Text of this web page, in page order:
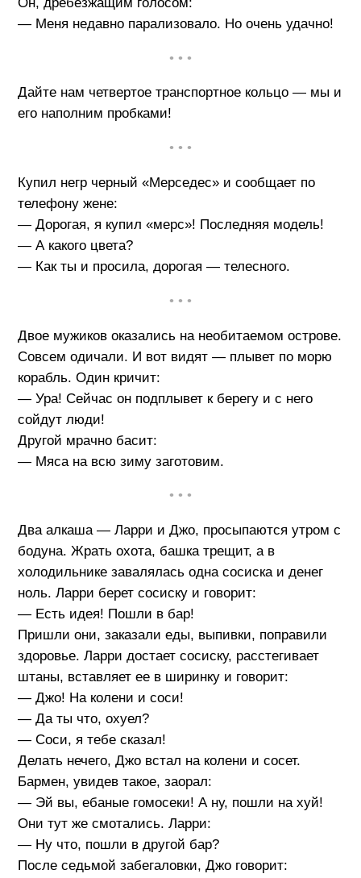
— Меня недавно парализовало. Но очень удачно!
• • •
Дайте нам четвертое транспортное кольцо — мы и
его наполним пробками!
• • •
Купил негр черный «Мерседес» и сообщает по
телефону жене:
— Дорогая, я купил «мерс»! Последняя модель!
— А какого цвета?
— Как ты и просила, дорогая — телесного.
• • •
Двое мужиков оказались на необитаемом острове.
Совсем одичали. И вот видят — плывет по морю
корабль. Один кричит:
— Ура! Сейчас он подплывет к берегу и с него
сойдут люди!
Другой мрачно басит:
— Мяса на всю зиму заготовим.
• • •
Два алкаша — Ларри и Джо, просыпаются утром с
бодуна. Жрать охота, башка трещит, а в
холодильнике завалялась одна сосиска и денег
ноль. Ларри берет сосиску и говорит:
— Есть идея! Пошли в бар!
Пришли они, заказали еды, выпивки, поправили
здоровье. Ларри достает сосиску, расстегивает
штаны, вставляет ее в ширинку и говорит:
— Джо! На колени и соси!
— Да ты что, охуел?
— Соси, я тебе сказал!
Делать нечего, Джо встал на колени и сосет.
Бармен, увидев такое, заорал:
— Эй вы, ебаные гомосеки! А ну, пошли на хуй!
Они тут же смотались. Ларри:
— Ну что, пошли в другой бар?
После седьмой забегаловки, Джо говорит: